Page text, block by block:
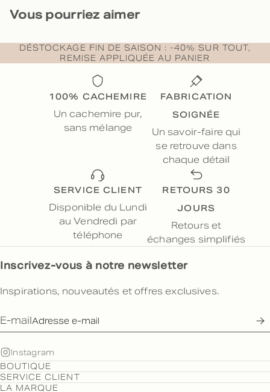
Vous pourriez aimer
DÉSTOCKAGE FIN DE SAISON : -40% SUR TOUT,
REMISE APPLIQUÉE AU PANIER
100% CACHEMIRE
Un cachemire pur,
sans mélange
FABRICATION
SOIGNÉE
Un savoir-faire qui
se retrouve dans
chaque détail
SERVICE CLIENT
Disponible du Lundi
au Vendredi par
téléphone
RETOURS 30
JOURS
Retours et
échanges simplifiés
Inscrivez-vous à notre newsletter
Inspirations, nouveautés et offres exclusives.
E-mail
Instagram
BOUTIQUE
SERVICE CLIENT
LA MARQUE